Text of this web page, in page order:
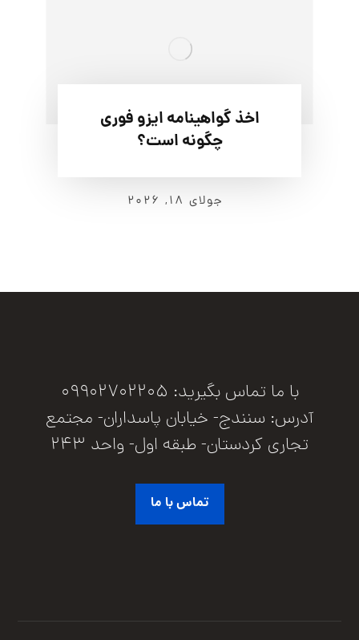
اخذ گواهینامه ایزو فوری
چگونه است؟
جولای ۱۸, ۲۰۲۶
با ما تماس بگیرید: 09902702205
آدرس: سنندج- خیابان پاسداران- مجتمع
تجاری کردستان- طبقه اول- واحد 243
تماس با ما